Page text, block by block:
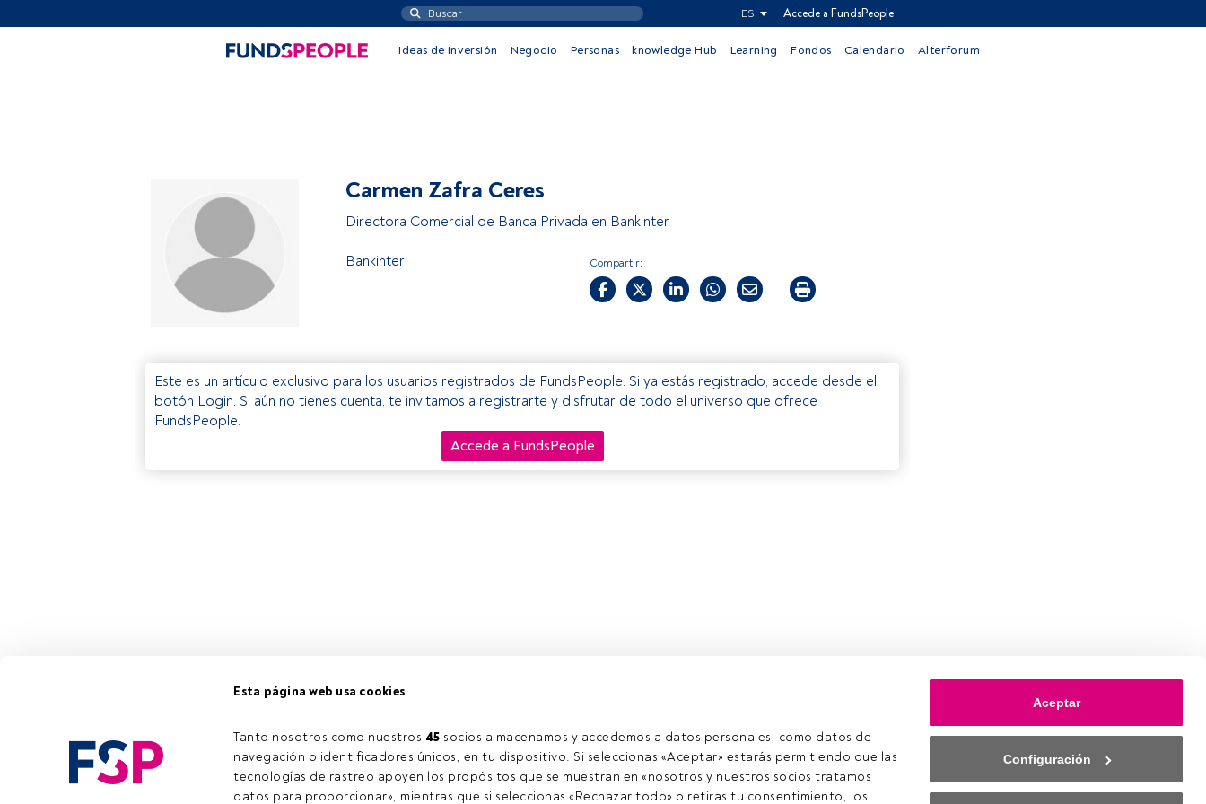
Esta página web usa cookies
Tanto nosotros como nuestros 45 socios almacenamos y accedemos a datos personales, como datos de
navegación o identificadores únicos, en tu dispositivo. Si seleccionas «Aceptar» estarás permitiendo que las
tecnologías de rastreo apoyen los propósitos que se muestran en «nosotros y nuestros socios tratamos
datos para proporcionar», mientras que si seleccionas «Rechazar todo» o retiras tu consentimiento, los
Aceptar
Configuración
ES Accede a FundsPeople
Ideas de inversión Negocio Personas knowledge Hub Learning Fondos Calendario Alterforum
Carmen Zafra Ceres
Directora Comercial de Banca Privada en Bankinter
Bankinter Compartir:
Este es un artículo exclusivo para los usuarios registrados de FundsPeople. Si ya estás registrado, accede desde el
botón Login. Si aún no tienes cuenta, te invitamos a registrarte y disfrutar de todo el universo que ofrece
FundsPeople.
Accede a FundsPeople